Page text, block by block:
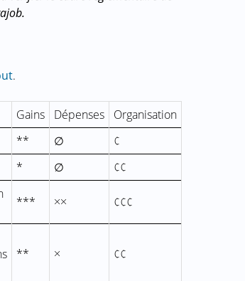
.
Gains Dépenses
Organisation
** ∅
¢
* ∅
¢¢
*** ×× ¢¢¢
** × ¢¢